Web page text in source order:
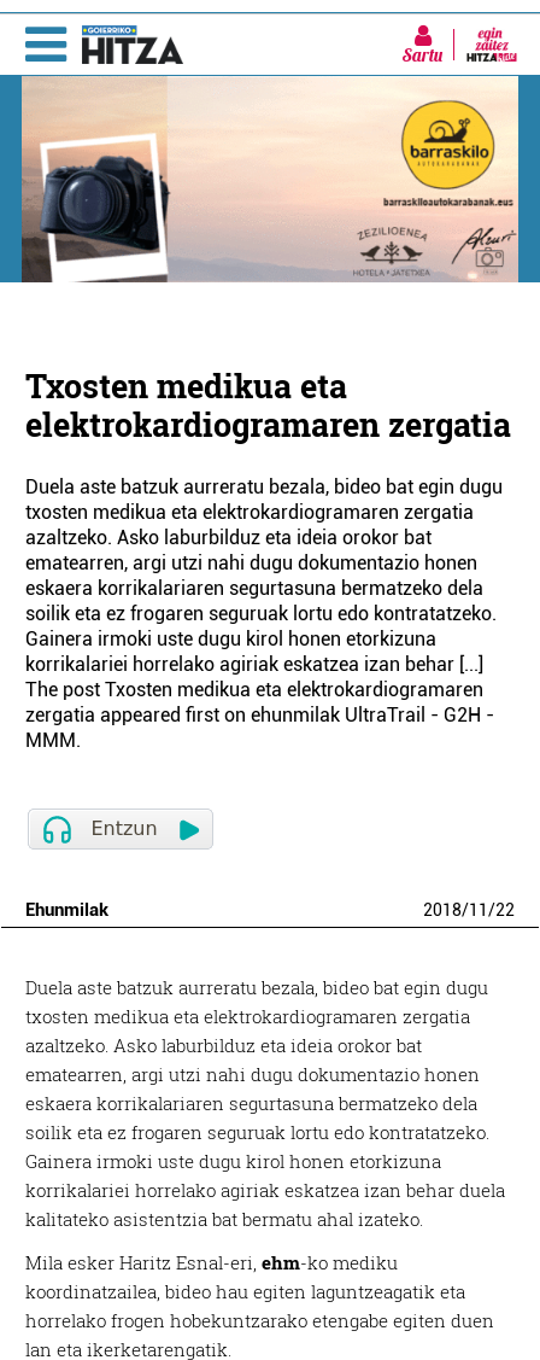
Sartu
Txosten medikua eta
elektrokardiogramaren zergatia
Duela aste batzuk aurreratu bezala, bideo bat egin dugu
txosten medikua eta elektrokardiogramaren zergatia
azaltzeko. Asko laburbilduz eta ideia orokor bat
ematearren, argi utzi nahi dugu dokumentazio honen
eskaera korrikalariaren segurtasuna bermatzeko dela
soilik eta ez frogaren seguruak lortu edo kontratatzeko.
Gainera irmoki uste dugu kirol honen etorkizuna
korrikalariei horrelako agiriak eskatzea izan behar [...]
The post Txosten medikua eta elektrokardiogramaren
zergatia appeared first on ehunmilak UltraTrail - G2H -
MMM.
Ehunmilak 2018/11/22
Duela aste batzuk aurreratu bezala, bideo bat egin dugu
txosten medikua eta elektrokardiogramaren zergatia
azaltzeko. Asko laburbilduz eta ideia orokor bat
ematearren, argi utzi nahi dugu dokumentazio honen
eskaera korrikalariaren segurtasuna bermatzeko dela
soilik eta ez frogaren seguruak lortu edo kontratatzeko.
Gainera irmoki uste dugu kirol honen etorkizuna
korrikalariei horrelako agiriak eskatzea izan behar duela
kalitateko asistentzia bat bermatu ahal izateko.
Mila esker Haritz Esnal-eri,ehm-ko mediku
koordinatzailea, bideo hau egiten laguntzeagatik eta
horrelako frogen hobekuntzarako etengabe egiten duen
lan eta ikerketarengatik.